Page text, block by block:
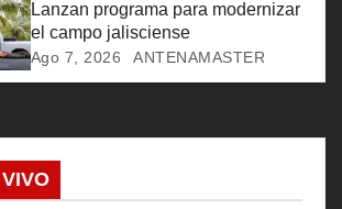
Lanzan programa para modernizar
el campo jalisciense
Ago 7, 2026 ANTENAMASTER